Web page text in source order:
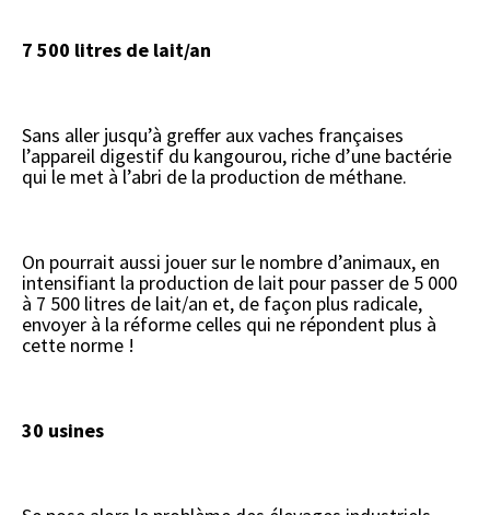
7 500 litres de lait/an
Sans aller jusqu’à greffer aux vaches françaises
l’appareil digestif du kangourou, riche d’une bactérie
qui le met à l’abri de la production de méthane.
On pourrait aussi jouer sur le nombre d’animaux, en
intensifiant la production de lait pour passer de 5 000
à 7 500 litres de lait/an et, de façon plus radicale,
envoyer à la réforme celles qui ne répondent plus à
cette norme !
30 usines